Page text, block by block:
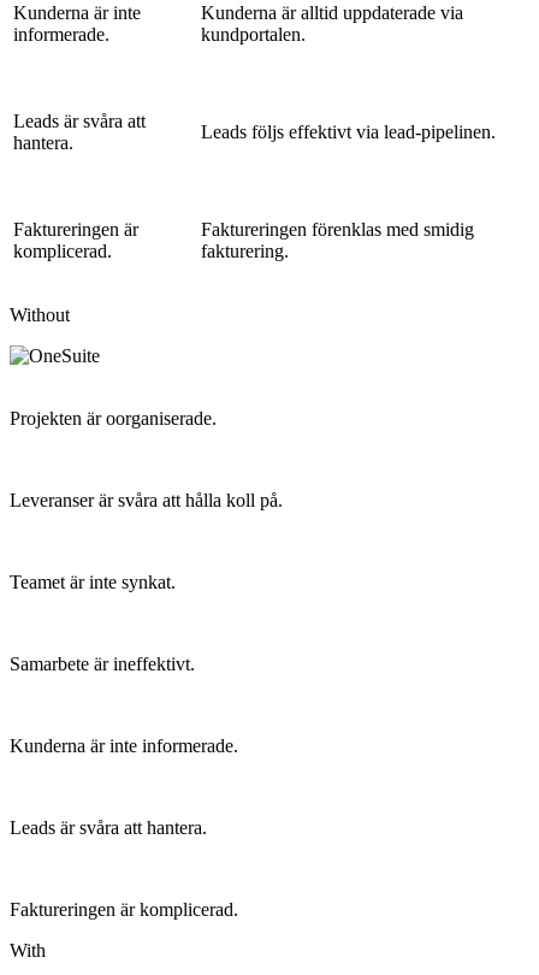
Kunderna är inte
informerade.
Kunderna är alltid uppdaterade via
kundportalen.
Leads är svåra att
hantera.
Leads följs effektivt via lead-pipelinen.
Faktureringen är
komplicerad.
Faktureringen förenklas med smidig
fakturering.
Without
Projekten är oorganiserade.
Leveranser är svåra att hålla koll på.
Teamet är inte synkat.
Samarbete är ineffektivt.
Kunderna är inte informerade.
Leads är svåra att hantera.
Faktureringen är komplicerad.
With